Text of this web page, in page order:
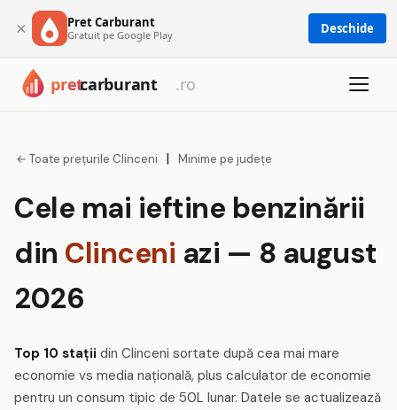
× Pret Carburant
Gratuit pe Google Play Deschide
← Toate prețurile Clinceni | Minime pe județe
Cele mai ieftine benzinării
din Clinceni azi — 8 august
2026
Top 10 stații din Clinceni sortate după cea mai mare
economie vs media națională, plus calculator de economie
pentru un consum tipic de 50L lunar. Datele se actualizează